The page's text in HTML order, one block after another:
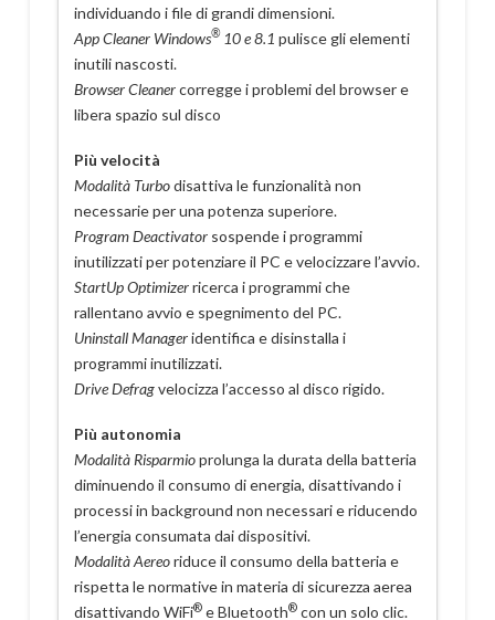
individuando i file di grandi dimensioni.
App Cleaner Windows®10 e 8.1 pulisce gli elementi
inutili nascosti.
Browser Cleanercorregge i problemi del browser e
libera spazio sul disco
Più velocità
Modalità Turbodisattiva le funzionalità non
necessarie per una potenza superiore.
Program Deactivatorsospende i programmi
inutilizzati per potenziare il PC e velocizzare l’avvio.
StartUp Optimizerricerca i programmi che
rallentano avvio e spegnimento del PC.
Uninstall Manageridentifica e disinstalla i
programmi inutilizzati.
Drive Defragvelocizza l’accesso al disco rigido.
Più autonomia
Modalità Risparmioprolunga la durata della batteria
diminuendo il consumo di energia, disattivando i
processi in background non necessari e riducendo
l’energia consumata dai dispositivi.
Modalità Aereoriduce il consumo della batteria e
rispetta le normative in materia di sicurezza aerea
disattivando WiFi®e Bluetooth®con un solo clic.